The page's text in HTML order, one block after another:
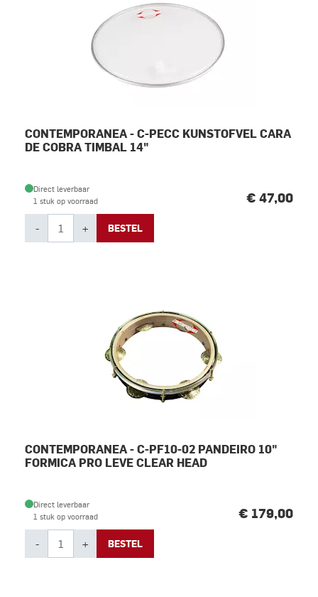
CONTEMPORANEA - C-PECC KUNSTOFVEL CARA
DE COBRA TIMBAL 14"
Direct leverbaar
1 stuk op voorraad
€ 47,00
- + BESTEL
CONTEMPORANEA - C-PF10-02 PANDEIRO 10"
FORMICA PRO LEVE CLEAR HEAD
Direct leverbaar
1 stuk op voorraad
€ 179,00
- + BESTEL